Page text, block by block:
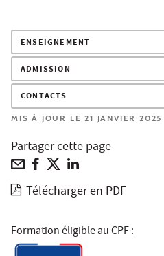
ENSEIGNEMENT
ADMISSION
CONTACTS
MIS À JOUR LE 21 JANVIER 2025
Partager cette page
Télécharger en PDF
Formation éligible au CPF :